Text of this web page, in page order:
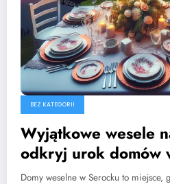
BEZ KATEGORII
Wyjątkowe wesele
odkryj urok domów
Serocku
Domy weselne w Serocku to